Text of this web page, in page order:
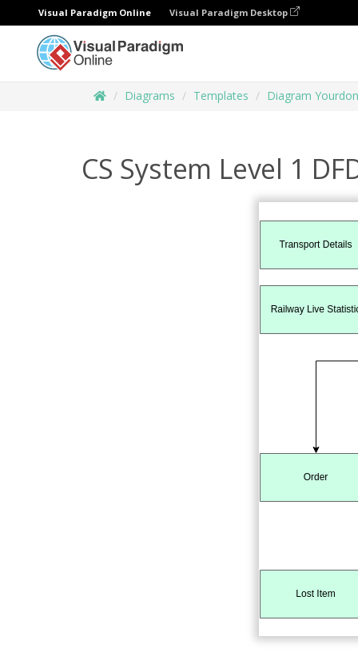
Visual Paradigm Online Visual Paradigm Desktop
Diagrams Templates Diagram
CS System Level 1